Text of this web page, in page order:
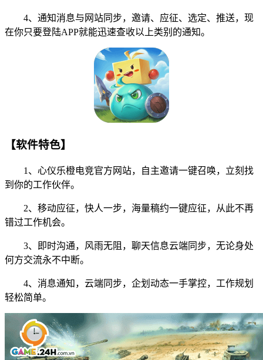
4、通知消息与网站同步，邀请、应征、选定、推送，现
在你只要登陆APP就能迅速查收以上类别的通知。
【软件特色】
1、心仪乐橙电竞官方网站，自主邀请一键召唤，立刻找
到你的工作伙伴。
2、移动应征，快人一步，海量稿约一键应征，从此不再
错过工作机会。
3、即时沟通，风雨无阻，聊天信息云端同步，无论身处
何方交流永不中断。
4、消息通知，云端同步，企划动态一手掌控，工作规划
轻松简单。